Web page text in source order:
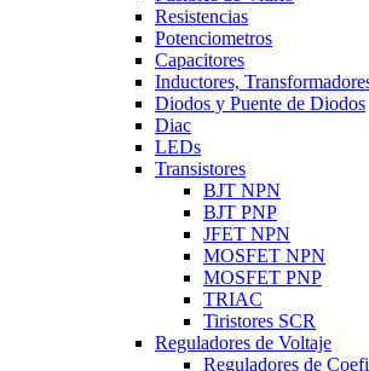
Resistencias
Potenciometros
Capacitores
Inductores,
Diodos y Puente de Diodos
Diac
LEDs
Transistores
BJT NPN
BJT PNP
JFET NPN
MOSFET NPN
MOSFET PNP
TRIAC
Tiristores SCR
Reguladores de Voltaje
Reguladores de